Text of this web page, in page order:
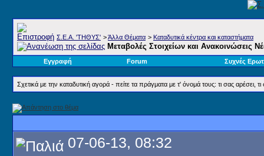
Σ.E.A. 'ΤΗΘΥΣ' >Άλλα Θέματα > Καταδυτικά κέντρα και καταστήματα
Μεταβολές Στοιχείων και Ανακοινώσεις
Εγγραφή Forum Συχνές
Σχετικά με την καταδυτική αγορά - πείτε τα πράγματα με τ' όνομά τους: τι σας αρέσει, τι
07-06-13, 08:32